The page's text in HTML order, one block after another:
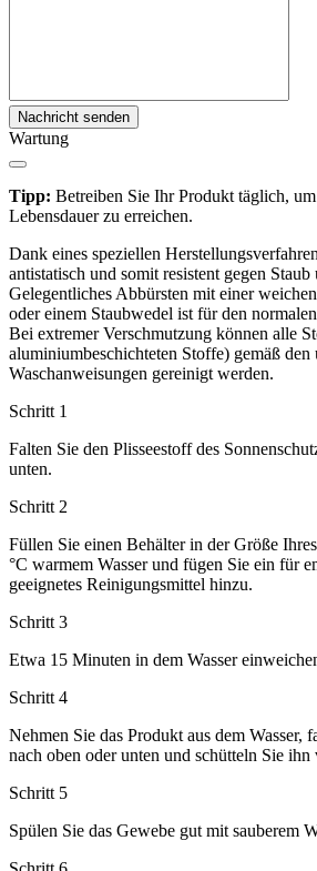
Nachricht senden
Wartung
Tipp: Betreiben Sie Ihr Produkt täglich,
Lebensdauer zu erreichen.
Dank eines speziellen
antistatisch und somit resistent gegen Staub
Gelegentliches Abbürsten mit einer
oder einem Staubwedel ist für den
Bei extremer Verschmutzung können alle
aluminiumbeschichteten Stoffe) gemäß den
Waschanweisungen gereinigt werden.
Schritt 1
Falten Sie den Plisseestoff des
unten.
Schritt 2
Füllen Sie einen Behälter in der Größe
°C warmem Wasser und fügen Sie ein für
geeignetes Reinigungsmittel hinzu.
Schritt 3
Etwa 15 Minuten in dem Wasser
Schritt 4
Nehmen Sie das Produkt aus dem Wasser,
nach oben oder unten und schütteln Sie ihn
Schritt 5
Spülen Sie das Gewebe gut mit sauberem